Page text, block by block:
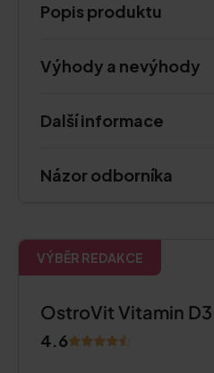
Popis produktu
Výhody a nevýhody
Další informace
Názor odborníka
VÝBĚR REDAKCE
OstroVit Vitamin
4.6